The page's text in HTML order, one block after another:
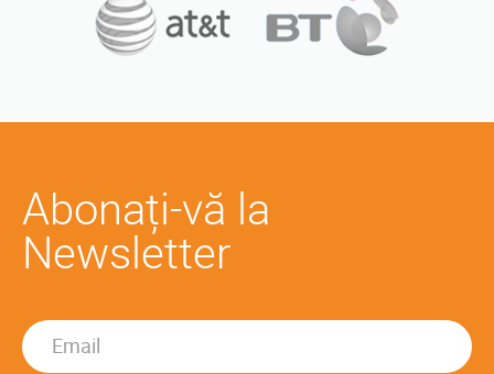
Abonați-vă la
Newsletter